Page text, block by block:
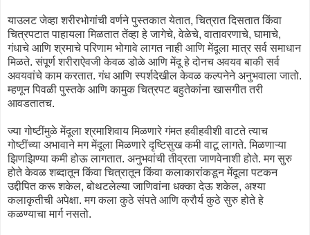
याउलट जेव्हा शरीरभोगांची वर्णने पुस्तकात येतात, चित्रात दिसतात किंवा
चित्रपटात पाहायला मिळतात तेंव्हा हे जागेचे, वेळेचे, वातावरणाचे, घामाचे,
गंधाचे आणि श्रमाचे परिणाम भोगावे लागत नाही आणि मेंदूला मात्र सर्व समाधान
मिळते. संपूर्ण शरीराऐवजी केवळ डोळे आणि मेंदू हे दोनच अवयव बाकी सर्व
अवयवांचे काम करतात. गंध आणि स्पर्शदेखील केवळ कल्पनेने अनुभवाला जातो.
म्हणून पिवळी पुस्तके आणि कामुक चित्रपट बहुतेकांना खासगीत तरी
आवडतातच.
ज्या गोष्टींमुळे मेंदूला श्रमाशिवाय मिळणारे गंमत हवीहवीशी वाटते त्याच
गोष्टींच्या अभावाने मग मेंदूला मिळणारे दृष्टिसुख कमी वाटू लागते. मिळणाऱ्या
झिणझिण्या कमी होऊ लागतात. अनुभवांची तीव्रता जाणवेनाशी होते. मग सुरु
होते केवळ शब्दातून किंवा चित्रातून किंवा कलाकारांकडून मेंदूला पटकन
उद्दीपित करू शकेल, बोथटलेल्या जाणिवांना धक्का देऊ शकेल, अश्या
कलाकृतीची अपेक्षा. मग कला कुठे संपते आणि क्रौर्य कुठे सुरु होते हे
कळण्याचा मार्ग नसतो.